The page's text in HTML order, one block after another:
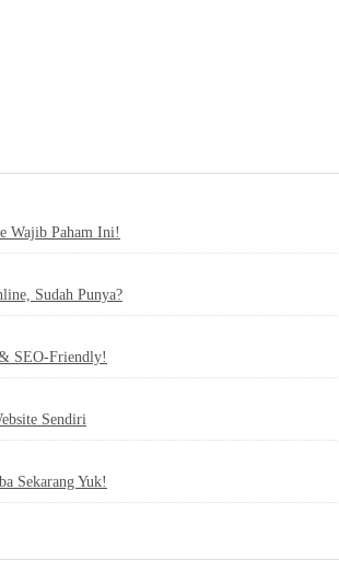
Wajib Paham Ini!
Sudah Punya?
SEO-Friendly!
Sendiri
Sekarang Yuk!